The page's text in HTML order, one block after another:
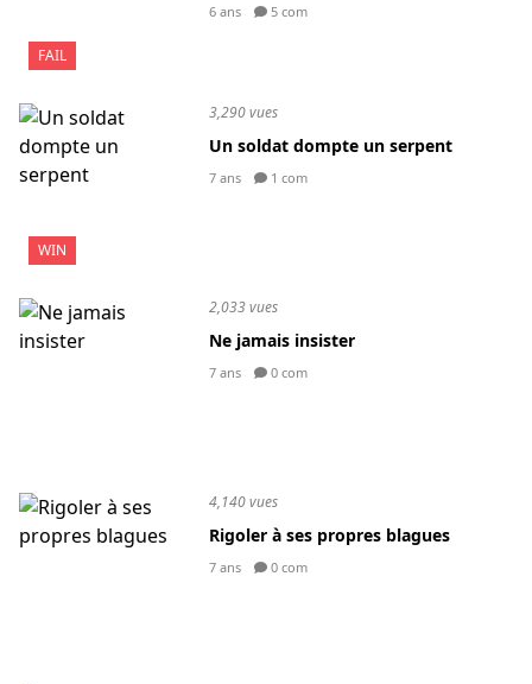
FAIL
6 ans 5 com
WIN
3,290 vues
Un soldat dompte un serpent
7 ans 1 com
2,033 vues
Ne jamais insister
7 ans 0 com
4,140 vues
Rigoler à ses propres blagues
7 ans 0 com